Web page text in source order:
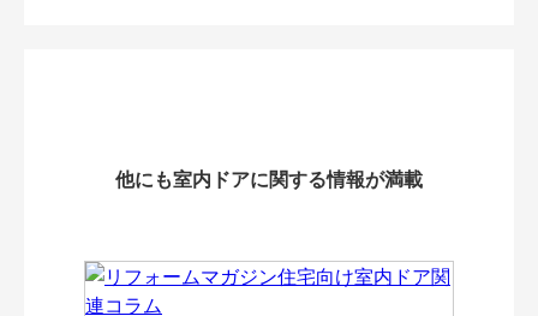
他にも室内ドアに関する情報が満載